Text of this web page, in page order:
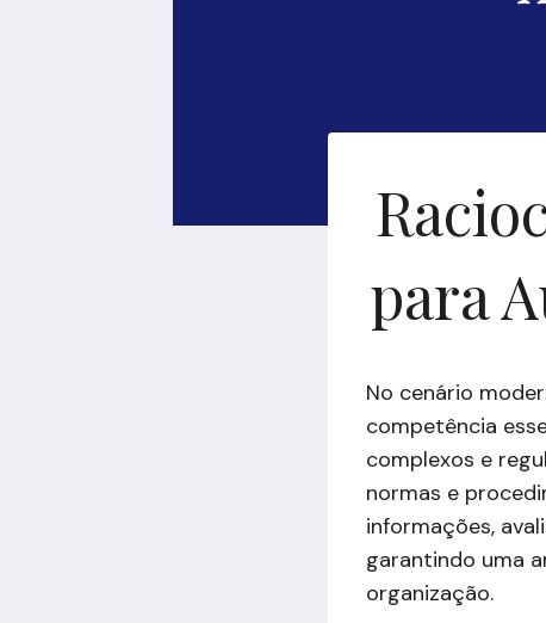
para
No cenário
competência
complexos e
normas e
informações,
garantindo uma
organização.